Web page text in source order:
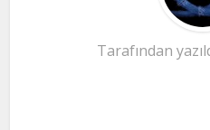
Tarafından